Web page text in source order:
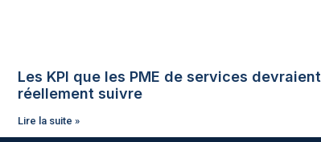
Les KPI que les PME de services devraient
réellement suivre
Lire la suite »